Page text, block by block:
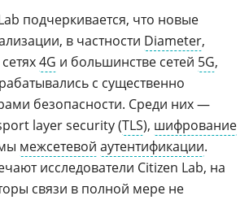
подчеркивается, что новые
в частности Diameter,
4G и большинстве сетей 5G,
с существенно
безопасности. Среди них —
layer security (TLS), шифрование
межсетевой аутентификации.
исследователи Citizen Lab, на
связи в полной мере не